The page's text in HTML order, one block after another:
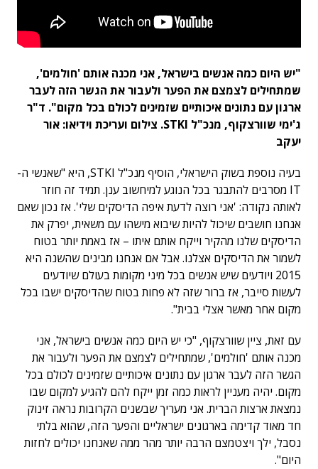
"יש היום כמה אנשים בישראל, אני מכנה אותם 'חולמים',
שמתחילים לצמצם את הפער ולעבור את הגשר הזה לעבר
ארגון עם נתונים איכותיים שזמינים לכולם בכל מקום". ד"ר
ג'ימי שוורצקוף, מנכ"ל STKI. צילום ועריכת וידיאו: אור
יעקב
בעיה נוספת בשוק הישראלי, הוסיף מנכ"ל STKI, היא "שאנשי ה-
IT מסרבים להתבגר בכל הנוגע למיחשוב ענן. תמיד זה חוזר
לאותה נקודה: 'אני רוצה לדעת איפה הדיסקים שלי'. אז נכון שאם
אנחנו חושבים שיכול להיות שיבוא מישהו עם משאית, יפרק את
הדיסקים שלנו מהקיר וייקח אותם איתו – אז באמת יותר בטוח
לשמור את הדיסקים אצלנו. אבל אם אנחנו מבינים שהשנה היא
2015 ויודעים שיש אנשים בכל מיני מקומות בעולם שיודעים
לעשות סייבר, אז ברור שזה לא פחות בטוח שהדיסקים ישבו בכל
מקום אחר מאשר אצלי בבית".
עם זאת, ציין שוורצקוף, "כי יש היום כמה אנשים בישראל, אני
מכנה אותם 'חולמים', שמתחילים לצמצם את הפער ולעבור את
הגשר הזה לעבר ארגון עם נתונים איכותיים שזמינים לכולם בכל
מקום. יהיה מעניין לראות כמה זמן ייקח להם להגיע למקום שבו
נמצאת ארצות הברית. אני מעריך שבשנים הקרובות נראה זינוק
חד מאוד קדימה בארגונים ישראליים והפער הזה, שהוא בלתי
נסבל, ילך ויצטמצם הרבה יותר מהר ממה שאנחנו יכולים לחזות
היום".